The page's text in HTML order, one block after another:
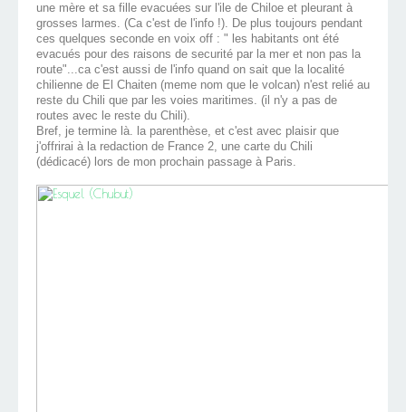
une mère et sa fille evacuées sur l'ile de Chiloe et pleurant à
grosses larmes. (Ca c'est de l'info !). De plus toujours pendant
ces quelques seconde en voix off : " les habitants ont été
evacués pour des raisons de securité par la mer et non pas la
route"...ca c'est aussi de l'info quand on sait que la localité
chilienne de El Chaiten (meme nom que le volcan) n'est relié au
reste du Chili que par les voies maritimes. (il n'y a pas de
routes avec le reste du Chili).
Bref, je termine là. la parenthèse, et c'est avec plaisir que
j'offrirai à la redaction de France 2, une carte du Chili
(dédicacé) lors de mon prochain passage à Paris.